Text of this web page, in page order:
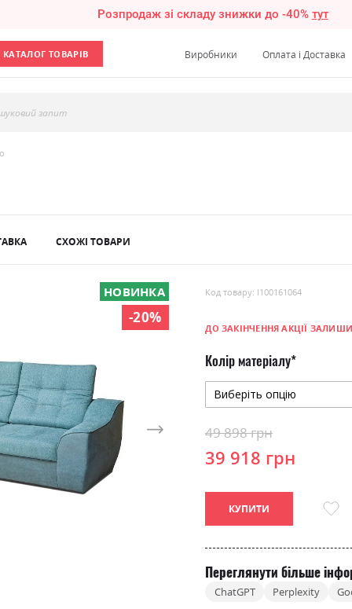
Розпродаж зі складу знижки до -40% тут
КАТАЛОГ ТОВАРІВ Виробники Оплата і Доставка
запит
СХОЖІ ТОВАРИ
НОВИНКА
-20%
Код товару: l100161064
ДО ЗАКІНЧЕННЯ АКЦІЇ
Колір матеріалу
39 918 грн
49 898 грн
КУПИТИ
Переглянути більше
ChatGPT Perplexity